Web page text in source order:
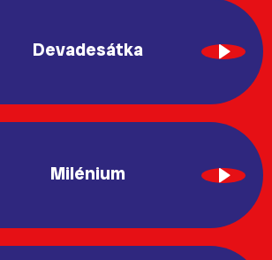
Devadesátka
Milénium